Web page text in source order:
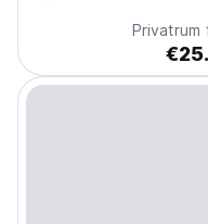
Privatrum